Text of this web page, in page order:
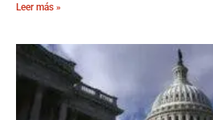
Leer más »